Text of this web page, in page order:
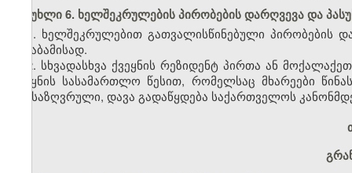
მუხლი 6. ხელშეკრულების პირობების დარღვევა და
1. ხელშეკრულებით გათვალისწინებული პირობების
შესაბამისად.
2. სხვადასხვა ქვეყნის რეზიდენტ პირთა ან
ქვეყნის სასამართლო წესით, რომელსაც მხარეები
განსაზღვრული, დავა გადაწყდება საქართველოს